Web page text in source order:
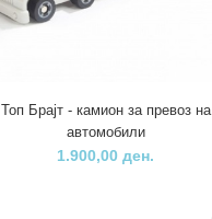
Топ Брајт - камион за превоз на
автомобили
1.900,00 ден.